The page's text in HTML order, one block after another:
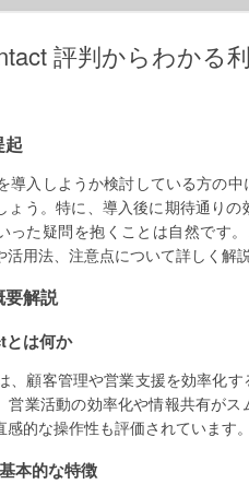
評判からわかる
起
導入しようか検討している方の
ょう。特に、導入後に期待通り
った疑問を抱くことは自然です
活用法、注意点について詳しく解説
要解説
は何か
、顧客管理や営業支援を効率化
営業活動の効率化や情報共有が
感的な操作性も評価されています。
本的な特徴